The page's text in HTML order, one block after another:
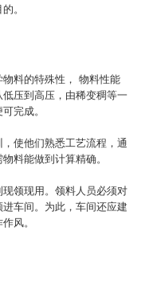
。
料的特殊性， 物料性能
压到高压，由稀变稠等一
完成。
使他们熟悉工艺流程，通
料能做到计算精确。
领现用。领料人员必须对
车间。为此，车间还应建
风。